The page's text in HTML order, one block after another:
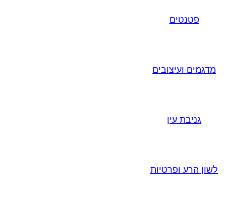
פטנטים
מדגמים ועיצובים
גניבת עין
לשון הרע ופרטיות